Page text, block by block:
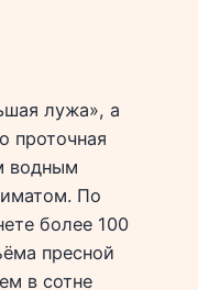
лужа», а
проточная
водным
По
более 100
пресной
в сотне